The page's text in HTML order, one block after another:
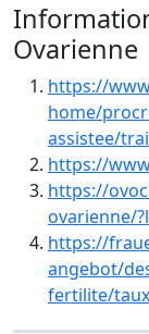
Ovarienne
https://
home/
assistee/
https://
https://
ovarienne/
https://
angebot/
fertilite/